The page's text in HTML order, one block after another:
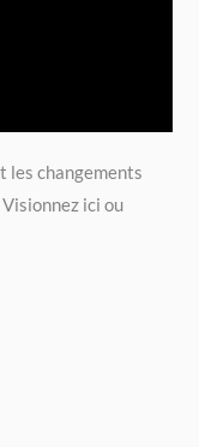
les changements
ici ou